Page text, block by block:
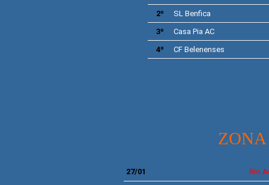
2º SL Benfica
3º
Casa Pia AC
4º
CF Belenenses
ZONA
27/01 Rio